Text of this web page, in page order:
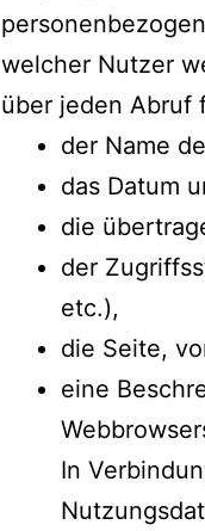
welcher Nutzer
über jeden Abruf
der Name
das Datum
die
der
etc.),
die Seite,
eine
In